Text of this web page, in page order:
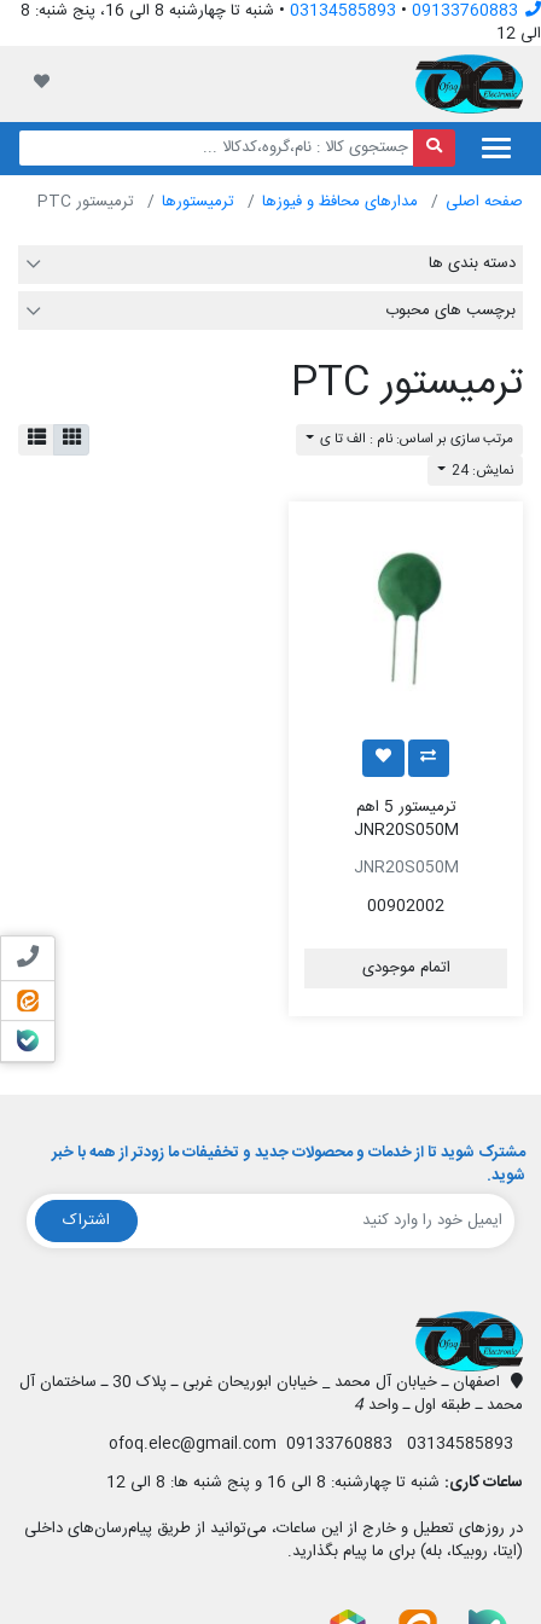
09133760883
•
03134585893
• شنبه تا چهارشنبه 8 الی 16، پنج شنبه: 8
الی 12
لیست
تماس
ایتا
بله
صفحه اصلی مدارهای محافظ و فیوزها ترمیستورها ترمیستور PTC
دسته بندی ها
برچسب های محبوب
ترمیستور PTC
مرتب سازی بر اساس: نام : الف تا ی
نمایش: 24
ترمیستور 5 اهم
JNR20S050M
JNR20S050M
00902002
اتمام موجودی
مشترک شوید تا از خدمات و محصولات جدید و تخفیفات ما زودتر از همه با خبر
شوید.
اشتراک
اصفهان ـ خیابان آل محمد _ خیابان ابوریحان غربی ـ پلاک 30 ـ ساختمان آل
محمد ـ طبقه اول ـ واحد4
ساعات کاری: شنبه تا چهارشنبه: 8 الی 16 و پنج شنبه ها: 8 الی 12
در روزهای تعطیل و خارج از این ساعات، می‌توانید از طریق پیام‌رسان‌های داخلی
(ایتا، روبیکا، بله) برای ما پیام بگذارید.